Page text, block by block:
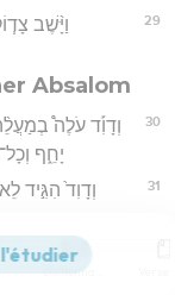
29 וַיָּ֨שֶׁב
Absalom
30
וְדָוִ֡ד עֹלֶה֩
יָחֵ֑ף
31
וְדָוִד֙ הִגִּ֣יד
וַיְהִ֤י דָוִד֙ בָּ֣א